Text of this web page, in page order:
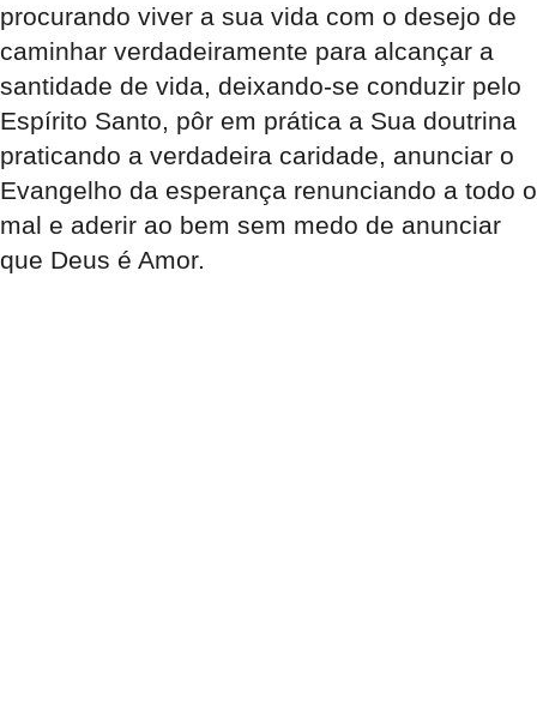
procurando viver a sua vida com o desejo de
caminhar verdadeiramente para alcançar a
santidade de vida, deixando-se conduzir pelo
Espírito Santo, pôr em prática a Sua doutrina
praticando a verdadeira caridade, anunciar o
Evangelho da esperança renunciando a todo o
mal e aderir ao bem sem medo de anunciar
que Deus é Amor.